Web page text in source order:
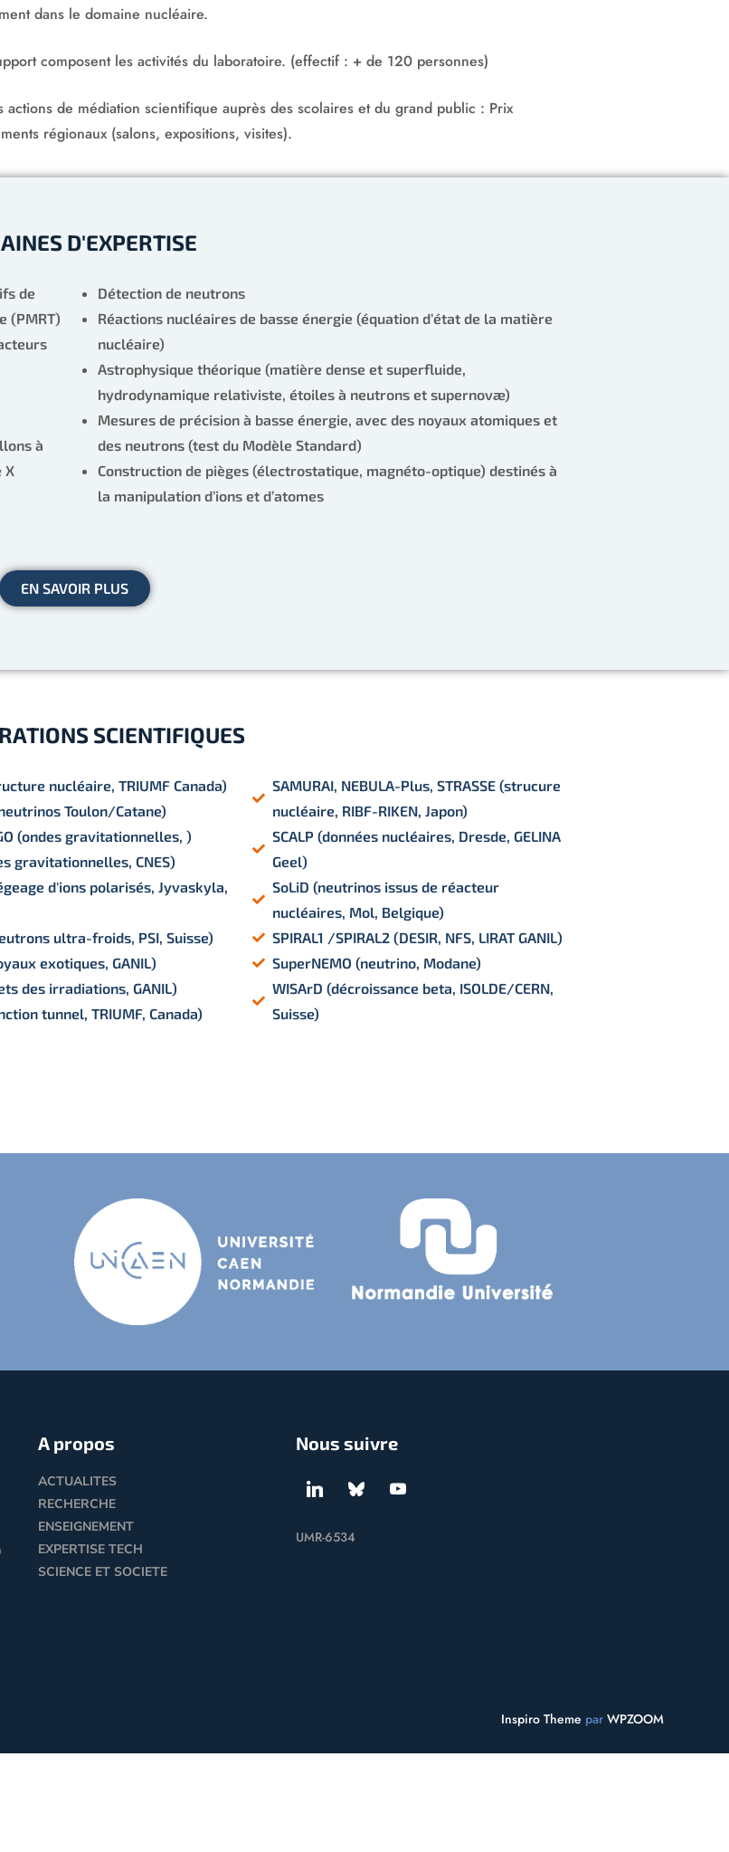
dans le domaine nucléaire.
composent les activités du laboratoire. (effectif : + de 120 personnes)
de médiation scientifique auprès des scolaires et du grand public : Prix
régionaux (salons, expositions, visites).
D'EXPERTISE
de
(PMRT)
à
X
Détection de neutrons
Réactions nucléaires de basse énergie (équation d’état de la matière
nucléaire)
Astrophysique théorique (matière dense et superfluide,
hydrodynamique relativiste, étoiles à neutrons et supernovæ)
Mesures de précision à basse énergie, avec des noyaux atomiques et
des neutrons (test du Modèle Standard)
Construction de pièges (électrostatique, magnéto-optique) destinés à
la manipulation d’ions et d’atomes
EN SAVOIR PLUS
SCIENTIFIQUES
nucléaire, TRIUMF Canada)
Toulon/Catane)
(ondes gravitationnelles, )
gravitationnelles, CNES)
d'ions polarisés, Jyvaskyla,
ultra-froids, PSI, Suisse)
exotiques, GANIL)
des irradiations, GANIL)
tunnel, TRIUMF, Canada)
SAMURAI, NEBULA-Plus, STRASSE (strucure
nucléaire, RIBF-RIKEN, Japon)
SCALP (données nucléaires, Dresde, GELINA
Geel)
SoLiD (neutrinos issus de réacteur
nucléaires, Mol, Belgique)
SPIRAL1 /SPIRAL2 (DESIR, NFS, LIRAT GANIL)
SuperNEMO (neutrino, Modane)
WISArD (décroissance beta, ISOLDE/CERN,
Suisse)
A propos
ACTUALITES
RECHERCHE
ENSEIGNEMENT
EXPERTISE TECH
SCIENCE ET SOCIETE
Nous suivre
UMR-6534
Inspiro Theme par WPZOOM